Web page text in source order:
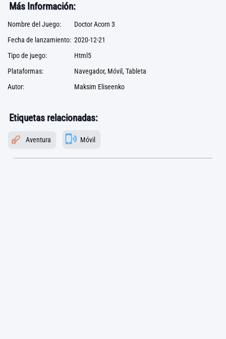
Más Información:
Nombre del Juego:
Doctor Acorn 3
Fecha de lanzamiento: 2020-12-21
Tipo de juego:
Html5
Plataformas:
Navegador, Móvil, Tableta
Autor:
Maksim Eliseenko
Etiquetas relacionadas:
Aventura Móvil